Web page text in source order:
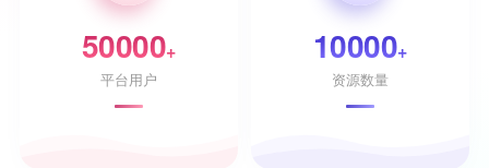
50000+
平台用户
10000+
资源数量